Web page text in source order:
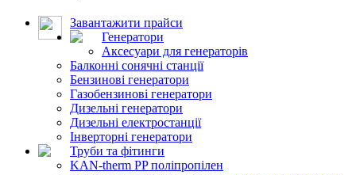
Завантажити прайси
Генератори
Аксесуари для генераторів
Балконні сонячні станції
Бензинові генератори
Газобензинові генератори
Дизельні генератори
Дизельні електростанції
Інверторні генератори
Труби та фітинги
KAN-therm PP поліпропілен